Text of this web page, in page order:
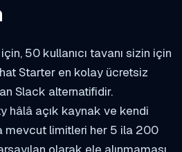
50 kullanıcı tavanı sizin için
Starter en kolay ücretsiz
Slack alternatifidir.
hâlâ açık kaynak ve kendi
mevcut limitleri her 5 ila 200
olarak ele alınmaması